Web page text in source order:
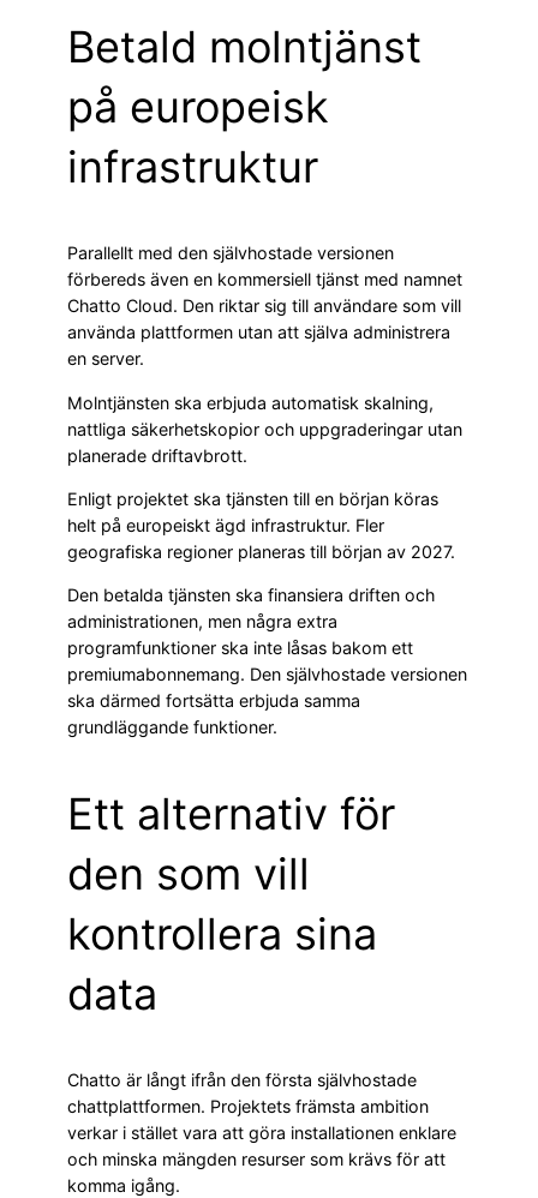
Betald molntjänst
på europeisk
infrastruktur
Parallellt med den självhostade versionen
förbereds även en kommersiell tjänst med namnet
Chatto Cloud. Den riktar sig till användare som vill
använda plattformen utan att själva administrera
en server.
Molntjänsten ska erbjuda automatisk skalning,
nattliga säkerhetskopior och uppgraderingar utan
planerade driftavbrott.
Enligt projektet ska tjänsten till en början köras
helt på europeiskt ägd infrastruktur. Fler
geografiska regioner planeras till början av 2027.
Den betalda tjänsten ska finansiera driften och
administrationen, men några extra
programfunktioner ska inte låsas bakom ett
premiumabonnemang. Den självhostade versionen
ska därmed fortsätta erbjuda samma
grundläggande funktioner.
Ett alternativ för
den som vill
kontrollera sina
data
Chatto är långt ifrån den första självhostade
chattplattformen. Projektets främsta ambition
verkar i stället vara att göra installationen enklare
och minska mängden resurser som krävs för att
komma igång.